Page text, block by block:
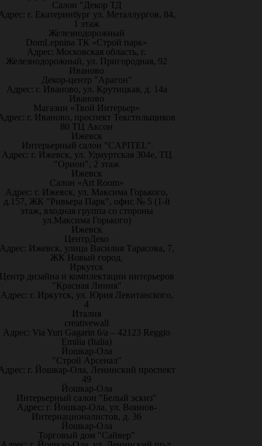
Салон "Декор ТД
г. Екатеринбург ул. Металлургов, 84,
1 этаж
Железнодорожный
DomLepnina ТК «Строй парк»
Адрес: Московская область, г.
Железнодорожный, ул. Пригородная, 92
Иваново
Декор-центр "Арагон"
Адрес: г. Иваново, ул. Крутицкая, д. 14а
Иваново
Магазин «Твой Интерьер»
г. Иваново, проспект Текстильщиков
80 ТЦ Аксон
Ижевск
Интерьерный салон "CAPITEL"
Адрес: г. Ижевск, ул. Удмуртская 304е, ТЦ
"Орион", 2 этаж
Ижевск
Салон «Art Room»
Адрес: г. Ижевск, ул. Максима Горького,
д.157, ЖК "Ривьера Парк", офис № 5 (1-й
этаж, входная группа со стороны
ул.Максима Горького)
Ижевск
ЦентрДеко
Ижевск, улица Василия Тарасова, 7,
ЖК Новый город.
Иркутск
дизайна и комплектации интерьеров
"Красная Линия"
Адрес: г. Иркутск, ул. Юрия Левитанского,
4
Италия
creativewall
Адрес: Via Yuri Gagarin 6/a – 42123 Reggio
Emilia (Italia)
Йошкар-Ола
"Строй Арсенал"
г. Йошкар-Ола, Ленинский проспект
49
Йошкар-Ола
Интерьерный салон "Белый эскиз"
Адрес: г. Йошкар-Ола, ул. Воинов-
Интернационалистов, д. 36
Йошкар-Ола
Торговый дом "Сайвер"